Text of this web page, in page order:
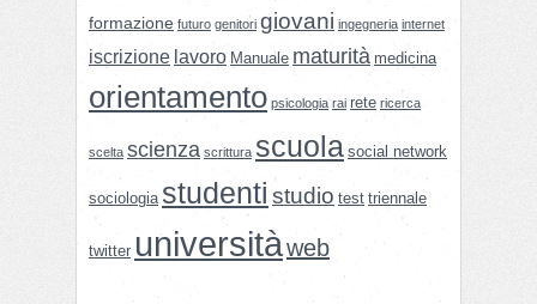
formazione futuro genitori giovani ingegneria internet
iscrizione lavoro Manuale maturità medicina
orientamento psicologia rai rete ricerca
scelta scienza scrittura scuola social network
sociologia studenti studio test triennale
twitter universitàweb